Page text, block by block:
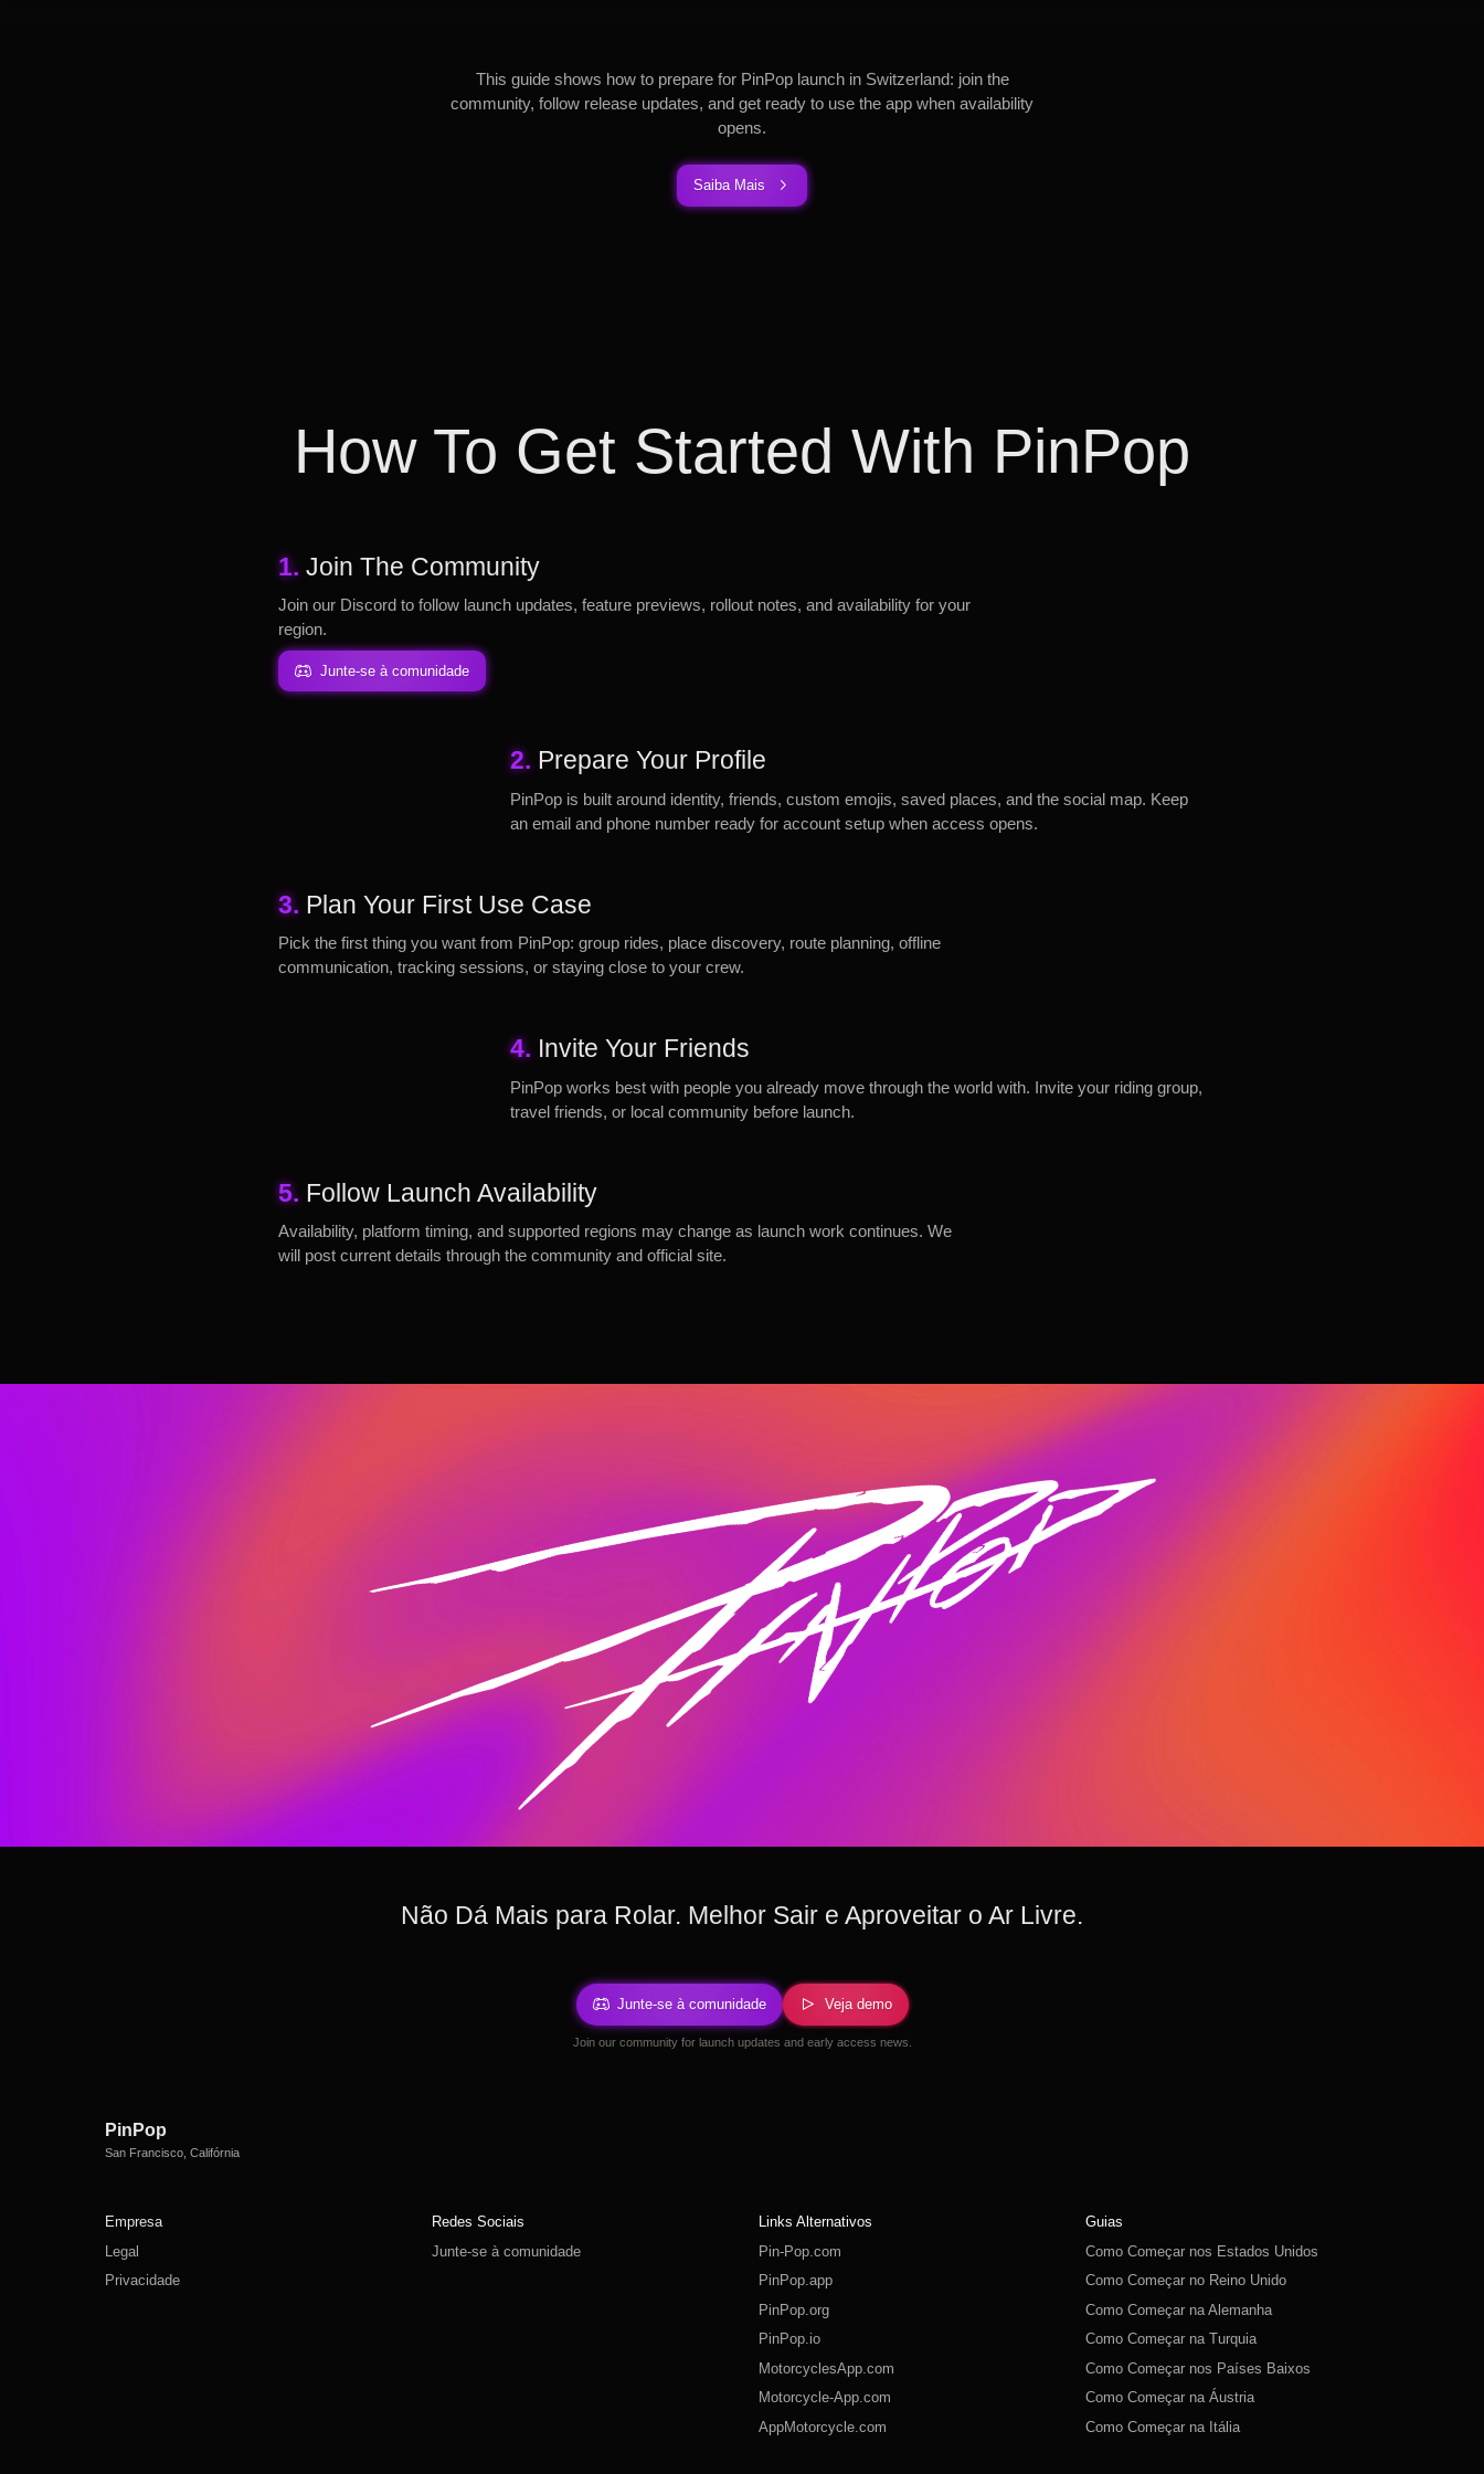
This guide shows how to prepare for PinPop launch in Switzerland: join the
community, follow release updates, and get ready to use the app when availability
opens.
Saiba Mais
How To Get Started With PinPop
1. Join The Community
Join our Discord to follow launch updates, feature previews, rollout notes, and availability for your
region.
Junte-se à comunidade
2. Prepare Your Profile
PinPop is built around identity, friends, custom emojis, saved places, and the social map. Keep
an email and phone number ready for account setup when access opens.
3. Plan Your First Use Case
Pick the first thing you want from PinPop: group rides, place discovery, route planning, offline
communication, tracking sessions, or staying close to your crew.
4. Invite Your Friends
PinPop works best with people you already move through the world with. Invite your riding group,
travel friends, or local community before launch.
5. Follow Launch Availability
Availability, platform timing, and supported regions may change as launch work continues. We
will post current details through the community and official site.
Não Dá Mais para Rolar. Melhor Sair e Aproveitar o Ar Livre.
Junte-se à comunidade Veja demo
Join our community for launch updates and early access news.
PinPop
San Francisco, Califórnia
Empresa
Legal
Privacidade
Redes Sociais
Junte-se à comunidade
Links Alternativos
Pin-Pop.com
PinPop.app
PinPop.org
PinPop.io
MotorcyclesApp.com
Motorcycle-App.com
AppMotorcycle.com
Guias
Como Começar nos Estados Unidos
Como Começar no Reino Unido
Como Começar na Alemanha
Como Começar na Turquia
Como Começar nos Países Baixos
Como Começar na Áustria
Como Começar na Itália